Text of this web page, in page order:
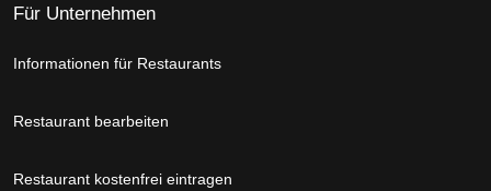
Für Unternehmen
Informationen für Restaurants
Restaurant bearbeiten
Restaurant kostenfrei eintragen